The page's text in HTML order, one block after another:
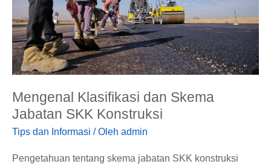
Mengenal Klasifikasi dan Skema
Jabatan SKK Konstruksi
Tips dan Informasi / Oleh admin
Pengetahuan tentang skema jabatan SKK konstruksi
SKK
Konstruksi